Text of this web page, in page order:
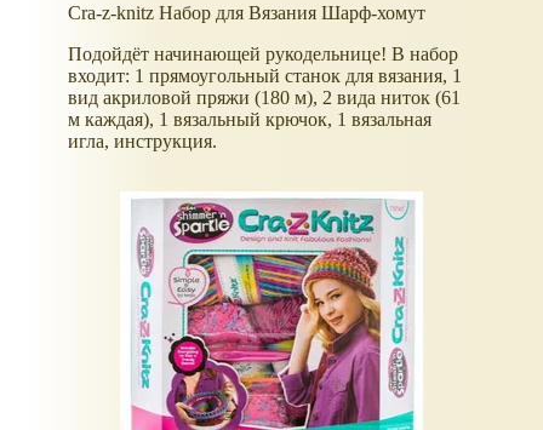
Cra-z-knitz Набор для Вязания Шарф-хомут
Подойдёт начинающей рукодельнице! В набор
входит: 1 прямоугольный станок для вязания, 1
вид акриловой пряжи (180 м), 2 вида ниток (61
м каждая), 1 вязальный крючок, 1 вязальная
игла, инструкция.